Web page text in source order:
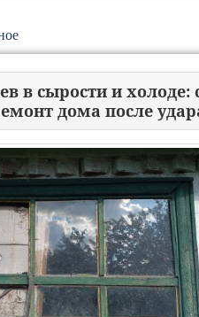
в сырости и
дома после